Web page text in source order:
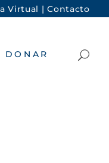
Virtual |Contacto
DONAR